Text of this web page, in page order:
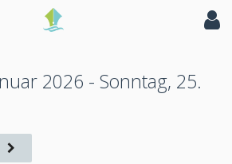
2026 - Sonntag, 25.